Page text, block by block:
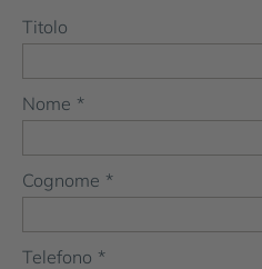
Titolo
Nome *
Cognome *
Telefono *